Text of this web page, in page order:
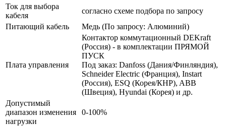
Ток для выбора
кабеля
согласно схеме подбора по запросу
Питающий кабель
Медь (По запросу: Алюминий)
Плата управления
Контактор коммутационный DEKraft
(Россия) - в комплектации ПРЯМОЙ
ПУСК
Под заказ: Danfoss (Дания/Финляндия),
Schneider Electric (Франция), Instart
(Россия), ESQ (Корея/КНР), ABB
(Швеция), Hyundai (Корея) и др.
Допустимый
диапазон изменения
нагрузки
0-100%